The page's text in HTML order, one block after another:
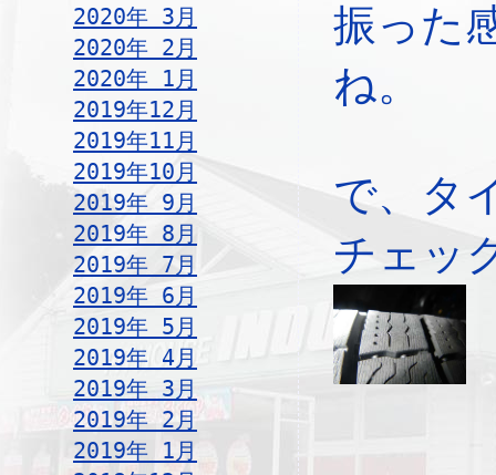
2020年 3月
2020年 2月
2020年 1月
2019年12月
2019年11月
2019年10月
2019年 9月
2019年 8月
2019年 7月
2019年 6月
2019年 5月
2019年 4月
2019年 3月
2019年 2月
2019年 1月
振った
ね。
で、タ
チェッ